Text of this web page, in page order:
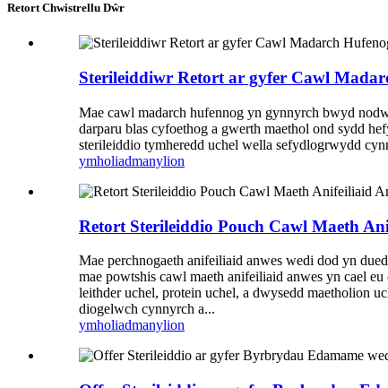
Retort Chwistrellu Dŵr
Sterileiddiwr Retort ar gyfer Cawl
Mae cawl madarch hufennog yn gynnyrch bwyd
darparu blas cyfoethog a gwerth maethol ond sydd
sterileiddio tymheredd uchel wella sefydlogrwydd
ymholiadmanylion
Retort Sterileiddio Pouch Cawl Maeth
Mae perchnogaeth anifeiliaid anwes wedi dod yn
mae powtshis cawl maeth anifeiliaid anwes yn cael
leithder uchel, protein uchel, a dwysedd maetholion
diogelwch cynnyrch a...
ymholiadmanylion